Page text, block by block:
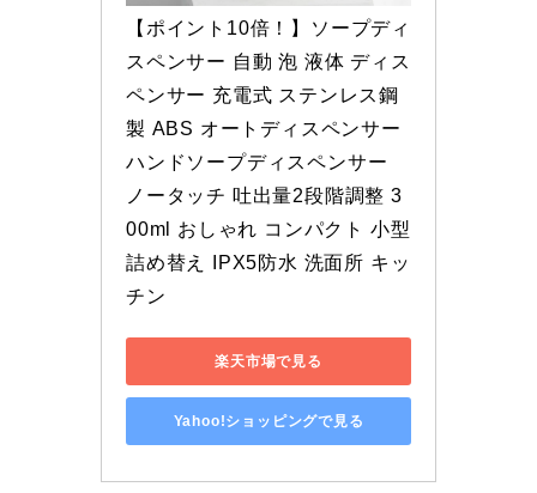
【ポイント10倍！】ソープディ
スペンサー 自動 泡 液体 ディス
ペンサー 充電式 ステンレス鋼
製 ABS オートディスペンサー
ハンドソープディスペンサー
ノータッチ 吐出量2段階調整 3
00ml おしゃれ コンパクト 小型
詰め替え IPX5防水 洗面所 キッ
チン
楽天市場で見る
Yahoo!ショッピングで見る